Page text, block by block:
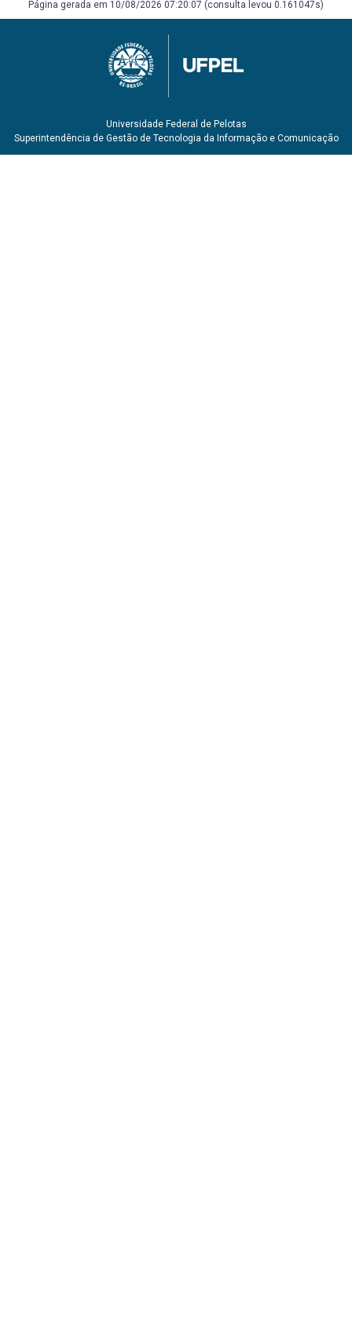
Página gerada em 10/08/2026 07:20:07 (consulta levou 0.161047s)
Universidade Federal de Pelotas
Superintendência de Gestão de Tecnologia da Informação e Comunicação